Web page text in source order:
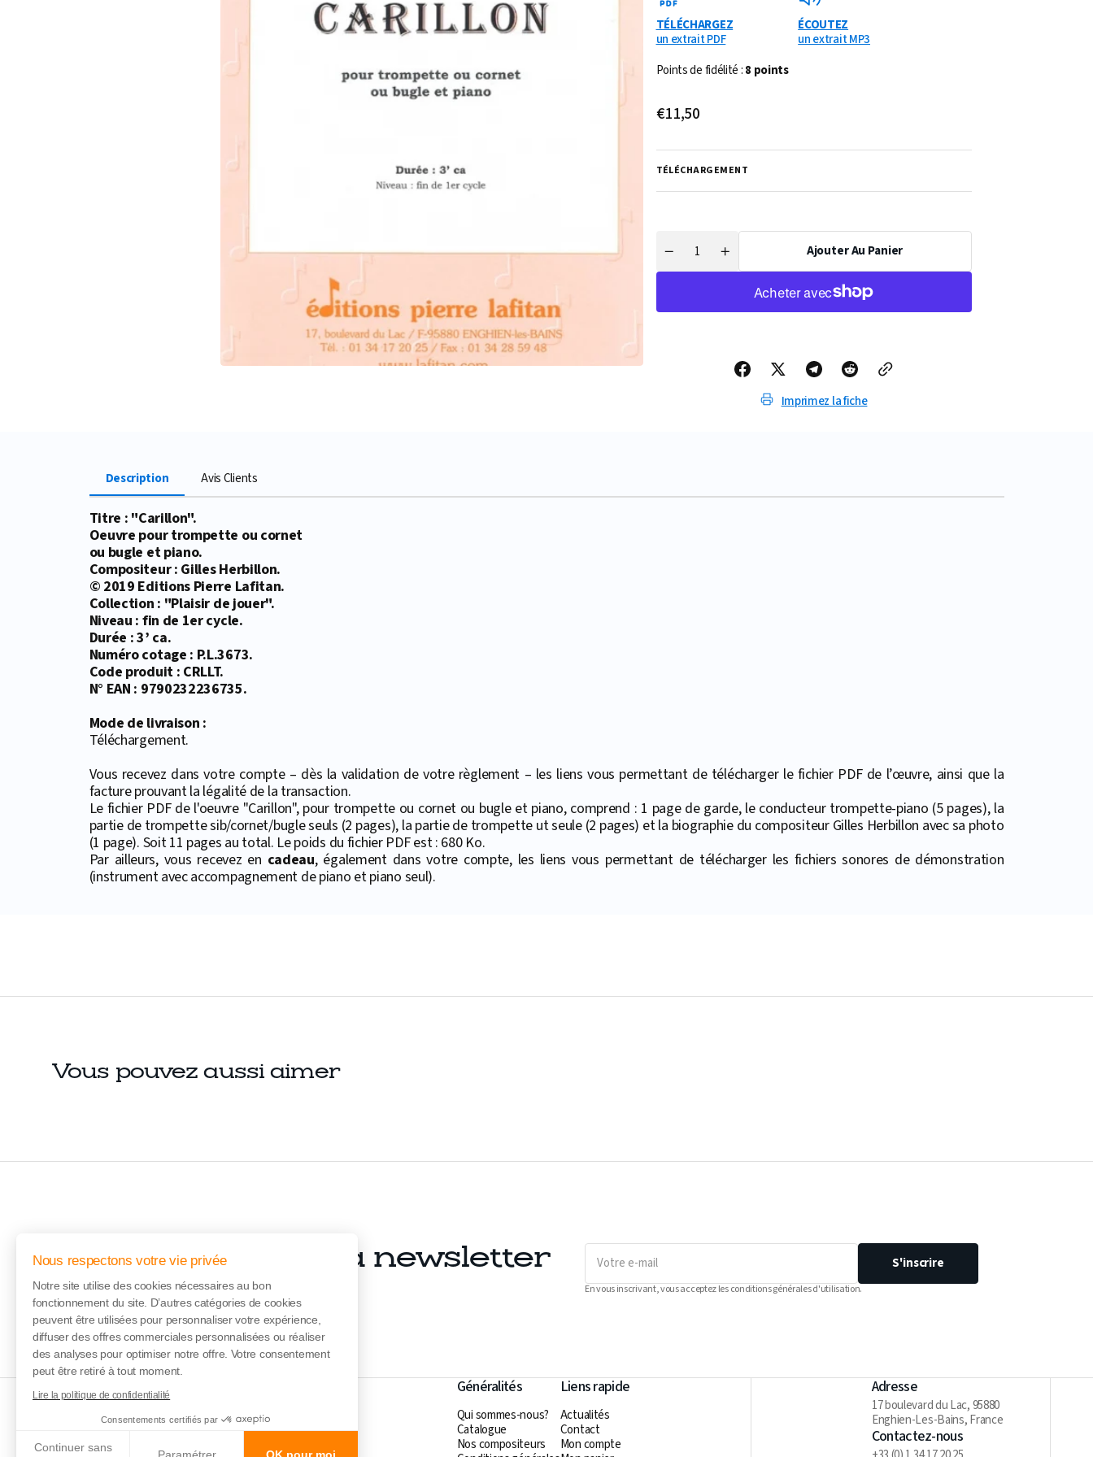
Nous respectons votre vie privée
Notre site utilise des cookies nécessaires au bon
fonctionnement du site. D’autres catégories de cookies
peuvent être utilisées pour personnaliser votre expérience,
diffuser des offres commerciales personnalisées ou réaliser
des analyses pour optimiser notre offre. Votre consentement
peut être retiré à tout moment.
Lire la politique de confidentialité
Consentements certifiés par
Continuer sans
Paramétrer OK pour moi
Ouvrir
vue
de
TÉLÉCHARGEZ
un extrait PDF
ÉCOUTEZ
un extrait MP3
Points de fidélité :8 points
Prix
€11,50
TÉLÉCHARGEMENT
Réduire
Quantité
Augmenter
Ajouter Au Panier
Imprimez la fiche
Description Avis Clients
Titre : "Carillon".
Oeuvre pour trompette ou cornet
ou bugle et piano.
Compositeur : Gilles Herbillon.
© 2019 Editions Pierre Lafitan.
Collection : "Plaisir de jouer".
Niveau : fin de 1er cycle.
Durée : 3’ ca.
Numéro cotage : P.L.3673.
Code produit : CRLLT.
N° EAN : 9790232236735.
Mode de livraison :
Téléchargement.
Vous recevez dans votre compte – dès la validation de votre règlement – les liens vous permettant de télécharger le fichier PDF de l’œuvre, ainsi que la
facture prouvant la légalité de la transaction.
Le fichier PDF de l'oeuvre "Carillon", pour trompette ou cornet ou bugle et piano, comprend : 1 page de garde, le conducteur trompette-piano (5 pages), la
partie de trompette sib/cornet/bugle seuls (2 pages), la partie de trompette ut seule (2 pages) et la biographie du compositeur Gilles Herbillon avec sa photo
(1 page). Soit 11 pages au total. Le poids du fichier PDF est : 680 Ko.
Par ailleurs, vous recevez en cadeau, également dans votre compte, les liens vous permettant de télécharger les fichiers sonores de démonstration
(instrument avec accompagnement de piano et piano seul).
Vous pouvez aussi aimer
Inscription à la newsletter
Votre
mail
S'inscrire
En vous inscrivant, vous acceptez les conditions générales d'utilisation.
Généralités
Qui sommes-nous?
Catalogue
Nos compositeurs
Liens rapide
Actualités
Contact
Mon compte
Adresse
17 boulevard du Lac, 95880
Enghien-Les-Bains, France
Contactez-nous